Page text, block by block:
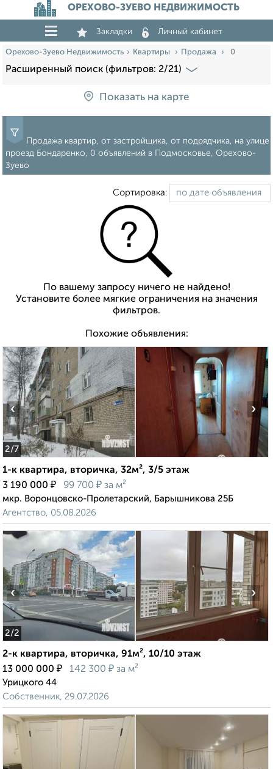
ОРЕХОВО-ЗУЕВО НЕДВИЖИМОСТЬ
Закладки Личный кабинет
Орехово-Зуево Недвижимость Квартиры Продажа 0
Расширенный поиск (фильтров: 2/21)
Показать на карте
Продажа квартир, от застройщика, от подрядчика, на улице
проезд Бондаренко, 0 объявлений в Подмосковье, Орехово-
Зуево
Сортировка:
По вашему запросу ничего не найдено!
Установите более мягкие ограничения на значения
фильтров.
Похожие объявления:
2/7
‹ ›
1-к квартира, вторичка, 32м², 3/5 этаж
3 190 000 ₽ 99 700 ₽ за м²
мкр. Воронцовско-Пролетарский, Барышникова 25Б
Агентство, 05.08.2026
2/2
‹ ›
2-к квартира, вторичка, 91м², 10/10 этаж
13 000 000 ₽ 142 300 ₽ за м²
Урицкого 44
Собственник, 29.07.2026